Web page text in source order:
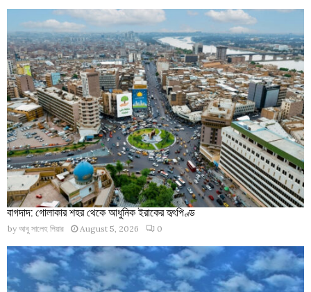
বাগদাদ: গোলাকার শহর থেকে আধুনিক ইরাকের হৃৎপিণ্ড
by আবু সালেহ পিয়ার August 5, 2026 0